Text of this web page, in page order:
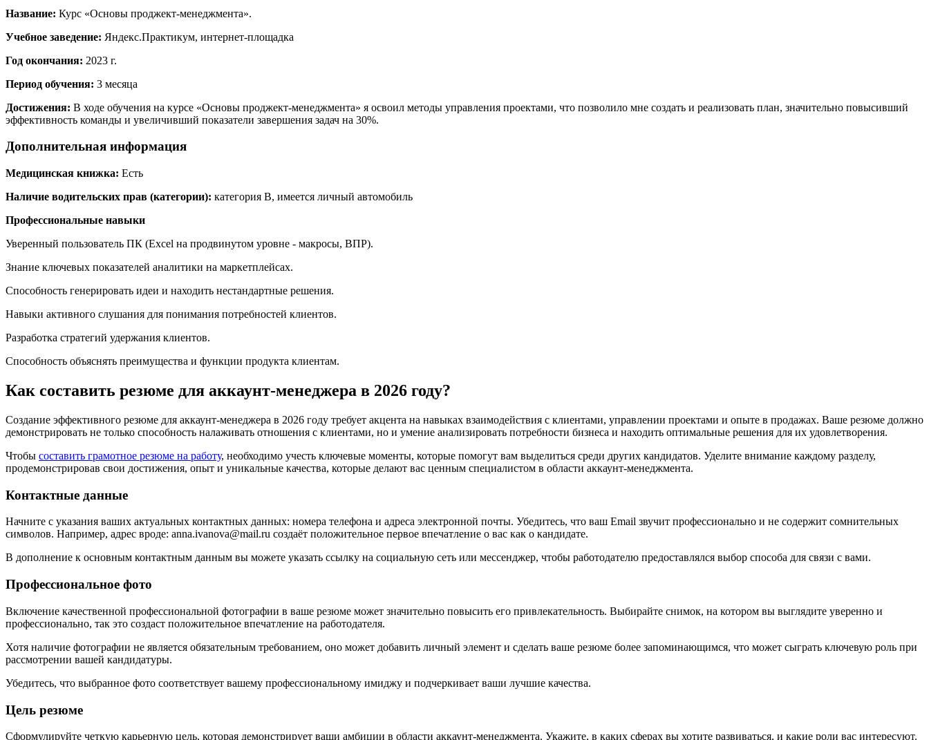
Название: Курс «Основы проджект-менеджмента».
Учебное заведение: Яндекс.Практикум, интернет-площадка
Год окончания: 2023 г.
Период обучения: 3 месяца
Достижения: В ходе обучения на курсе «Основы проджект-менеджмента» я освоил методы управления проектами, что позволило мне создать и реализовать план, значительно повысивший
эффективность команды и увеличивший показатели завершения задач на 30%.
Дополнительная информация
Медицинская книжка: Есть
Наличие водительских прав (категории): категория В, имеется личный автомобиль
Профессиональные навыки
Уверенный пользователь ПК (Excel на продвинутом уровне - макросы, ВПР).
Знание ключевых показателей аналитики на маркетплейсах.
Способность генерировать идеи и находить нестандартные решения.
Навыки активного слушания для понимания потребностей клиентов.
Разработка стратегий удержания клиентов.
Способность объяснять преимущества и функции продукта клиентам.
Как составить резюме для аккаунт-менеджера в 2026 году?
Создание эффективного резюме для аккаунт-менеджера в 2026 году требует акцента на навыках взаимодействия с клиентами, управлении проектами и опыте в продажах. Ваше резюме должно
демонстрировать не только способность налаживать отношения с клиентами, но и умение анализировать потребности бизнеса и находить оптимальные решения для их удовлетворения.
Чтобы составить грамотное резюме на работу, необходимо учесть ключевые моменты, которые помогут вам выделиться среди других кандидатов. Уделите внимание каждому разделу,
продемонстрировав свои достижения, опыт и уникальные качества, которые делают вас ценным специалистом в области аккаунт-менеджмента.
Контактные данные
Начните с указания ваших актуальных контактных данных: номера телефона и адреса электронной почты. Убедитесь, что ваш Email звучит профессионально и не содержит сомнительных
символов. Например, адрес вроде: anna.ivanova@mail.ru создаёт положительное первое впечатление о вас как о кандидате.
В дополнение к основным контактным данным вы можете указать ссылку на социальную сеть или мессенджер, чтобы работодателю предоставлялся выбор способа для связи с вами.
Профессиональное фото
Включение качественной профессиональной фотографии в ваше резюме может значительно повысить его привлекательность. Выбирайте снимок, на котором вы выглядите уверенно и
профессионально, так это создаст положительное впечатление на работодателя.
Хотя наличие фотографии не является обязательным требованием, оно может добавить личный элемент и сделать ваше резюме более запоминающимся, что может сыграть ключевую роль при
рассмотрении вашей кандидатуры.
Убедитесь, что выбранное фото соответствует вашему профессиональному имиджу и подчеркивает ваши лучшие качества.
Цель резюме
Сформулируйте четкую карьерную цель, которая демонстрирует ваши амбиции в области аккаунт-менеджмента. Укажите, в каких сферах вы хотите развиваться, и какие роли вас интересуют.